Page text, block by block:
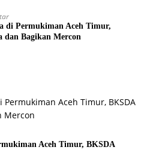
di Permukiman Aceh Timur,
dan Bagikan Mercon
Aceh Timur, BKSDA